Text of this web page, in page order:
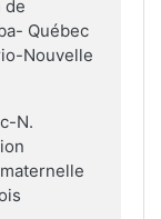
de
Québec
Nouvelle
N.